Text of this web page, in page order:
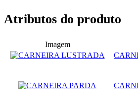
Atributos do produto
Imagem